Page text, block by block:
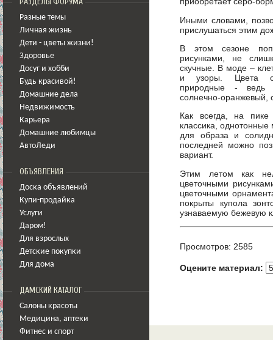
Разные темы
Личная жизнь
Дети - цветы жизни!
Здоровье
Досуг и хобби
Будь красивой!
Домашние дела
Недвижимость
Карьера
Домашние любимцы
АвтоЛеди
ОБЪЯВЛЕНИЯ
Доска объявлений
Купи-продайка
Услуги
Даром!
Для взрослых
Детские покупки
Для дома
ДАМСКИЙ КАТАЛОГ
Салоны красоты
Медицина, аптеки
Фитнес и спорт
Иными словами,
прислушаться этим
В этом сезоне
рисунками, не
скучные. В моде –
и узоры. Цвета
природные - ведь
солнечно-оранжевый,
Как всегда, на пике
классика, однотонные
для образа и
последней можно
вариант.
Этим летом как
цветочными
цветочными
покрыты купола
узнаваемую бежевую
Просмотров: 2585
Оцените материал: